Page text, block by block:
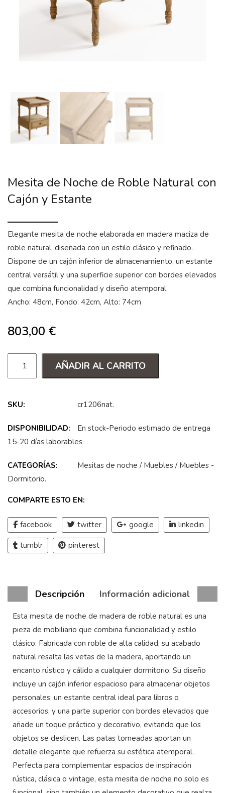
Mesita de Noche de Roble Natural con
Cajón y Estante
Elegante mesita de noche elaborada en madera maciza de
roble natural, diseñada con un estilo clásico y refinado.
Dispone de un cajón inferior de almacenamiento, un estante
central versátil y una superficie superior con bordes elevados
que combina funcionalidad y diseño atemporal.
Ancho: 48cm, Fondo: 42cm, Alto: 74cm
803,00 €
AÑADIR AL CARRITO
SKU: cr1206nat.
DISPONIBILIDAD:
En stock-Periodo estimado de entrega
15-20 días laborables
CATEGORÍAS: Mesitas de noche / Muebles / Muebles -
Dormitorio.
COMPARTE ESTO EN:
facebook twitter google linkedin
tumblr pinterest
Descripción Información adicional
Esta mesita de noche de madera de roble natural es una
pieza de mobiliario que combina funcionalidad y estilo
clásico. Fabricada con roble de alta calidad, su acabado
natural resalta las vetas de la madera, aportando un
encanto rústico y cálido a cualquier dormitorio. Su diseño
incluye un cajón inferior espacioso para almacenar objetos
personales, un estante central ideal para libros o
accesorios, y una parte superior con bordes elevados que
añade un toque práctico y decorativo, evitando que los
objetos se deslicen. Las patas torneadas aportan un
detalle elegante que refuerza su estética atemporal.
Perfecta para complementar espacios de inspiración
rústica, clásica o vintage, esta mesita de noche no solo es